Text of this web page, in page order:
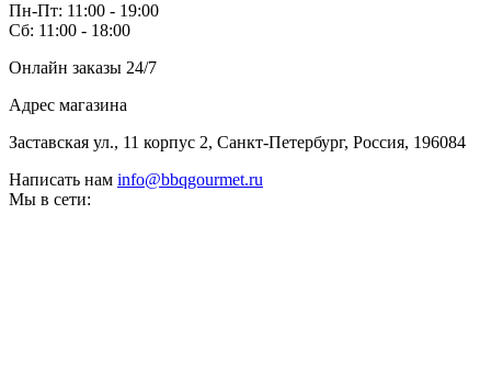
Пн-Пт: 11:00 - 19:00
Сб: 11:00 - 18:00
Онлайн заказы 24/7
Адрес магазина
Заставская ул., 11 корпус 2, Санкт-Петербург, Россия, 196084
Написать нам info@bbqgourmet.ru
Мы в сети: